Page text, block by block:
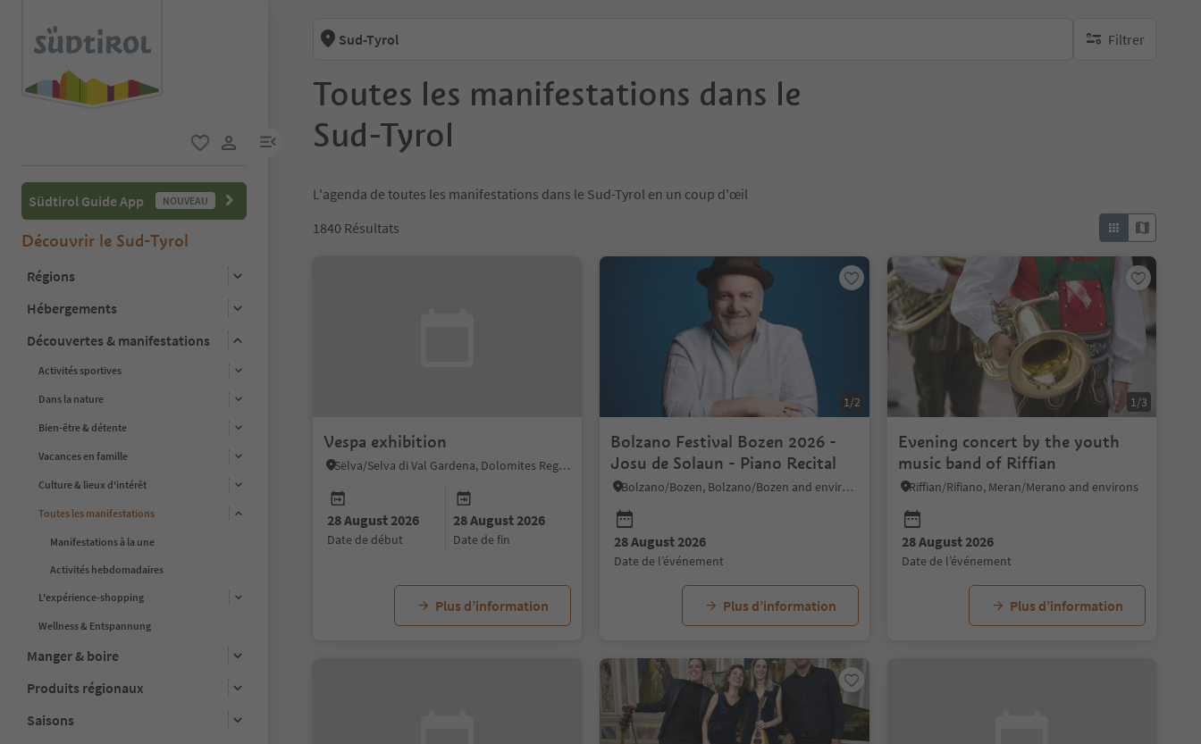
lien menu
Südtirol Guide App NOUVEAU
Découvrir le Sud-Tyrol
Régions
Hébergements
Découvertes & manifestations
Activités sportives
Dans la nature
Bien-être & détente
Vacances en famille
Culture & lieux d'intérêt
Toutes les manifestations
Manifestations à la une
Activités hebdomadaires
L'expérience-shopping
Wellness & Entspannung
Manger & boire
Produits régionaux
Saisons
Sud-Tyrol Filtrer
aucun filtre actif
Toutes les manifestations dans le
Sud-Tyrol
L'agenda de toutes les manifestations dans le Sud-Tyrol en un coup d'œil
1840 Résultats
Vespa exhibition
Sëlva/Selva di Val Gardena, Dolomites Region Val Gardena
28 August 2026
date de début
28 August 2026
date de fin
Plus d’information
1/2
Bolzano Festival Bozen 2026 -
Josu de Solaun - Piano Recital
Bolzano/Bozen, Bolzano/Bozen and environs
28 August 2026
date de l’événement
Plus d’information
1/3
Evening concert by the youth
music band of Riffian
Riffian/Rifiano, Meran/Merano and environs
28 August 2026
date de l’événement
Plus d’information